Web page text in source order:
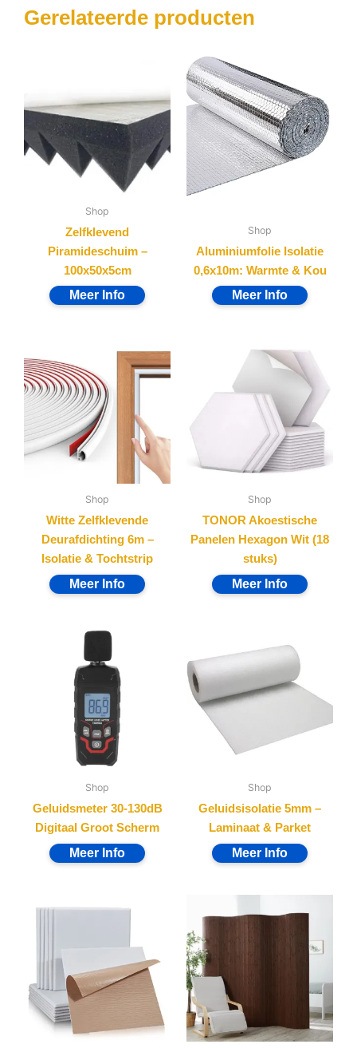
Gerelateerde producten
Shop
Zelfklevend
Piramideschuim –
100x50x5cm
Shop
Aluminiumfolie Isolatie
0,6x10m: Warmte & Kou
Shop
Witte Zelfklevende
Deurafdichting 6m –
Isolatie & Tochtstrip
Shop
TONOR Akoestische
Panelen Hexagon Wit (18
stuks)
Shop
Geluidsmeter 30-130dB
Digitaal Groot Scherm
Shop
Geluidsisolatie 5mm –
Laminaat & Parket